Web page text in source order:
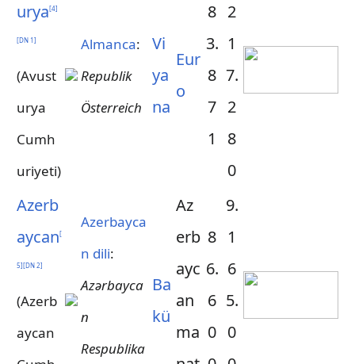
urya[4]
[DN 1]
(Avust
urya
Cumh
uriyeti)
Almanca:
Republik
Österreich
Vi
ya
na
Eur
o
8
3.
8
7
1
2
1
7.
2
8
0
Azerb
aycan[
5][DN 2]
(Azerb
aycan
Azerbayca
n dili:
Azərbayca
n
Respublika
Ba
kü
Az
erb
ayc
an
ma
8
6.
6
0
9.
1
6
5.
0